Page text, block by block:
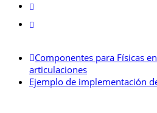
Componentes para Físicas
articulaciones
Ejemplo de implementación